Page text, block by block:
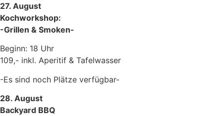
27. August
Kochworkshop:
-Grillen & Smoken-
Beginn: 18 Uhr
109,- inkl. Aperitif & Tafelwasser
-Es sind noch Plätze verfügbar-
28. August
Backyard BBQ